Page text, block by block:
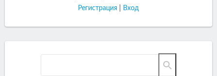
Регистрация
Вход